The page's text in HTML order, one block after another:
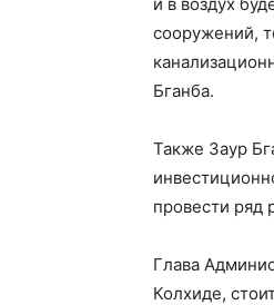
сооружений,
Бганба.
Также Заур
провести ряд
Глава
Колхиде,